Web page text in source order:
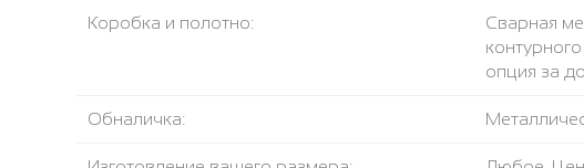
Коробка и полотно:
Сварная
опция за
Обналичка: